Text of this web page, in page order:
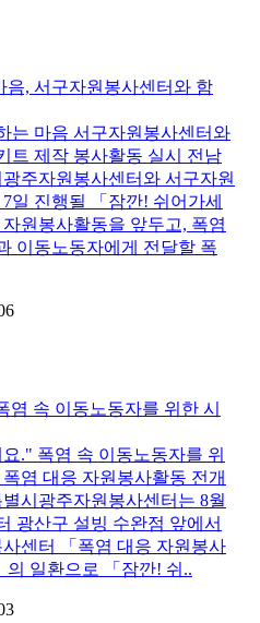
음, 서구자원봉사센터와 함
는 마음 서구자원봉사센터와
트 제작 봉사활동 실시 전남
주자원봉사센터와 서구자원
일 진행될 「잠깐! 쉬어가세
원봉사활동을 앞두고, 폭염
이동노동자에게 전달할 폭
속 이동노동자를 위한 시
." 폭염 속 이동노동자를 위
염 대응 자원봉사활동 전개
시광주자원봉사센터는 8월
광산구 설빙 수완점 앞에서
센터 「폭염 대응 자원봉사
의 일환으로 「잠깐! 쉬..